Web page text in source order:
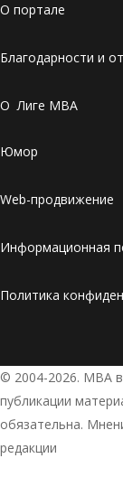
О портале
Благодарности и
О Лиге MBA
Юмор
Web-продвижение
Информационная
Политика
© 2004-2026. МВА
публикации
обязательна.
редакции